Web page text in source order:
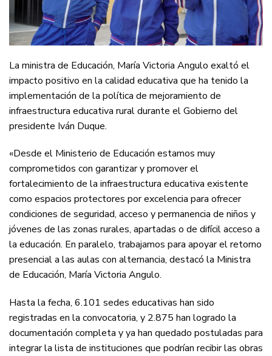
La ministra de Educación, María Victoria Angulo exaltó el
impacto positivo en la calidad educativa que ha tenido la
implementación de la política de mejoramiento de
infraestructura educativa rural durante el Gobierno del
presidente Iván Duque.
«Desde el Ministerio de Educación estamos muy
comprometidos con garantizar y promover el
fortalecimiento de la infraestructura educativa existente
como espacios protectores por excelencia para ofrecer
condiciones de seguridad, acceso y permanencia de niños y
jóvenes de las zonas rurales, apartadas o de difícil acceso a
la educación. En paralelo, trabajamos para apoyar el retorno
presencial a las aulas con alternancia, destacó la Ministra
de Educación, María Victoria Angulo.
Hasta la fecha, 6.101 sedes educativas han sido
registradas en la convocatoria, y 2.875 han logrado la
documentación completa y ya han quedado postuladas para
integrar la lista de instituciones que podrían recibir las obras